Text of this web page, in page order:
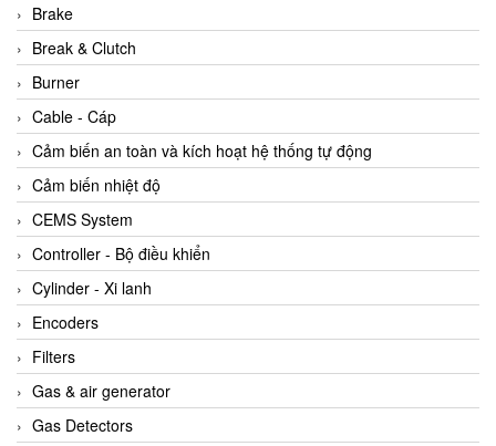
Brake
Break & Clutch
Burner
Cable - Cáp
Cảm biến an toàn và kích hoạt hệ thống tự động
Cảm biến nhiệt độ
CEMS System
Controller - Bộ điều khiển
Cylinder - Xi lanh
Encoders
Filters
Gas & air generator
Gas Detectors